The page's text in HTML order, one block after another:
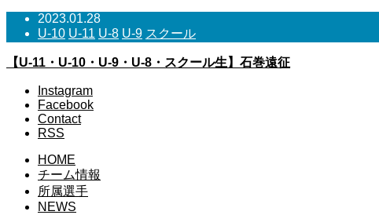
2023.01.28
U-10 U-11 U-8 U-9 スクール
【U-11・U-10・U-9・U-8・スクール生】石巻遠征
Instagram
Facebook
Contact
RSS
HOME
チーム情報
所属選手
NEWS